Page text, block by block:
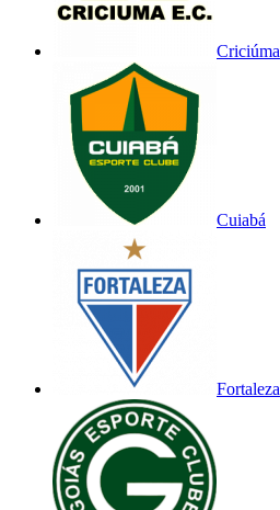
Criciúma
Cuiabá
Fortaleza